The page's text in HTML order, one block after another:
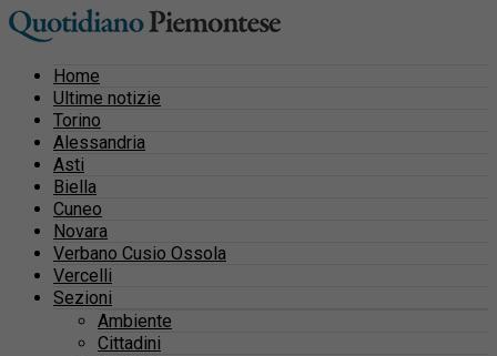
Home
Ultime notizie
Torino
Alessandria
Asti
Biella
Cuneo
Novara
Verbano Cusio Ossola
Vercelli
Sezioni
Ambiente
Cittadini